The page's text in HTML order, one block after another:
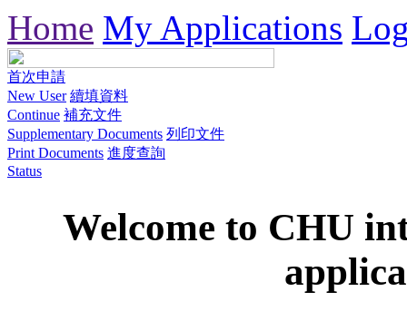
Home My Applications
首次申請
New User 續填資料
Continue 補充文件
Supplementary Documents 列印文件
Print Documents 進度查詢
Status
Welcome to CHU